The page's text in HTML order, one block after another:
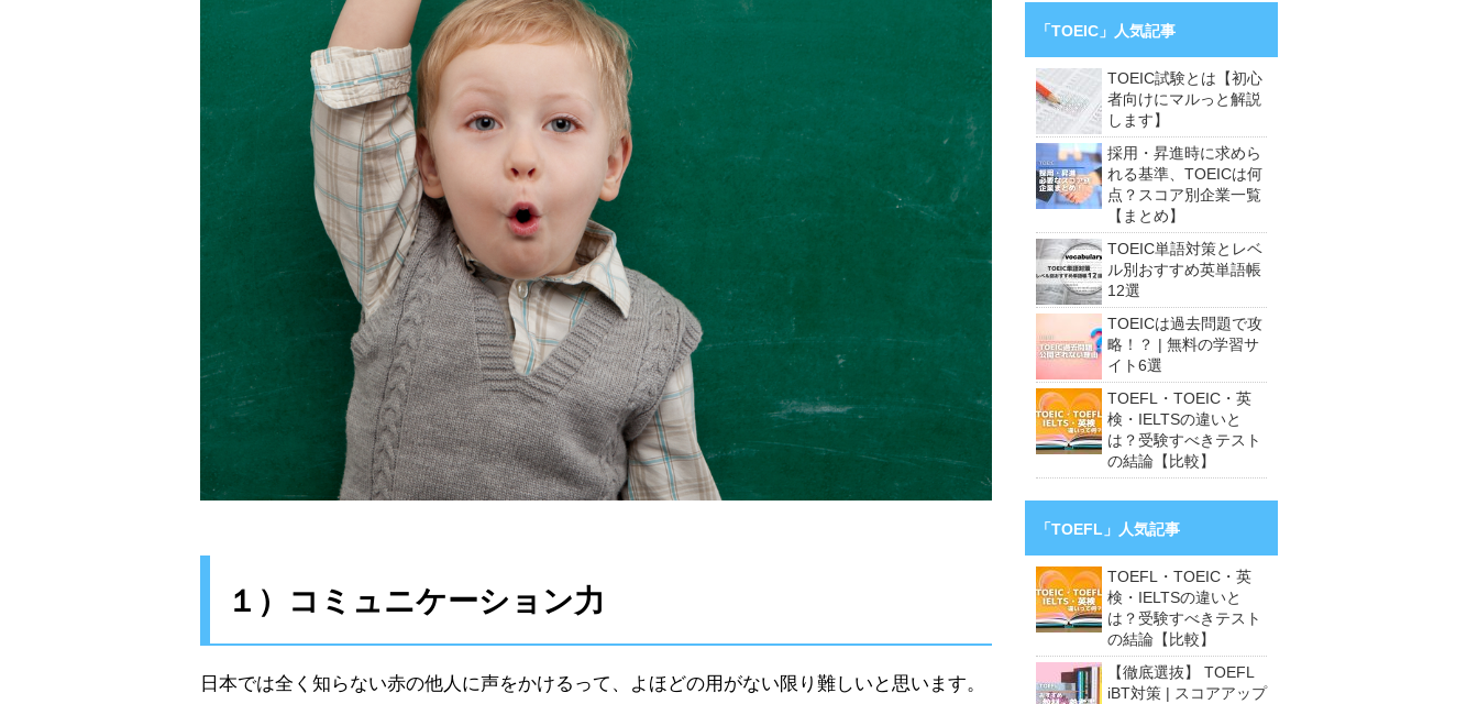
１）コミュニケーション力
日本では全く知らない赤の他人に声をかけるって、よほどの用がない限り難しいと思います。
「TOEIC」人気記事
TOEIC試験とは【初心
者向けにマルっと解説
します】
採用・昇進時に求めら
れる基準、TOEICは何
点？スコア別企業一覧
【まとめ】
TOEIC単語対策とレベ
ル別おすすめ英単語帳
12選
TOEICは過去問題で攻
略！？ | 無料の学習サ
イト6選
TOEFL・TOEIC・英
検・IELTSの違いと
は？受験すべきテスト
の結論【比較】
「TOEFL」人気記事
TOEFL・TOEIC・英
検・IELTSの違いと
は？受験すべきテスト
の結論【比較】
【徹底選抜】 TOEFL
iBT対策 | スコアアップ